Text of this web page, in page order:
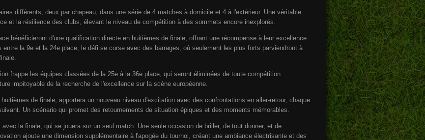
différents, deux par chapeau, dans une série de 4 matches à domicile et 4 à l'extérieur. Une véritable
et la résilience des clubs, élevant le niveau de compétition à des sommets encore inexplorés.
bénéficieront d'une qualification directe en huitièmes de finale, offrant une récompense à leur excellence
la 9e et la 24e place, le défi se corse avec des barrages, où seulement les plus forts parviendront à
frappe les équipes classées de la 25e à la 36e place, qui seront éliminées de toute compétition
impitoyable de la recherche de l'excellence sur la scène européenne.
de finale, apportera un nouveau niveau d'excitation avec des confrontations en aller-retour, chaque
Un scénario qui promet des retournements de situation épiques et des moments mémorables.
la finale, qui se jouera sur un seul match. Une seule occasion de briller, de tout donner, et de
ajoute une dimension supplémentaire à l'apogée du tournoi, créant une ambiance électrisante et des